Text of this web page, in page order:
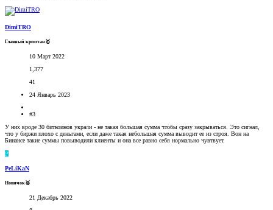
DimiTRO
Главный криптан🥇
10 Март 2022
1,377
41
24 Январь 2023
#3
У них вроде 30 биткоинов украли - не такая большая сумма чтобы сразу закрываться. Это сигнал,
что у биржи плохо с деньгами, если даже такая небольшая сумма выводит ее из строя. Вон на
Бинансе такие суммы повыводили клиенты и она все равно себя нормально чувтвует.
P
PeLiKaN
Новичок🥈
21 Декабрь 2022